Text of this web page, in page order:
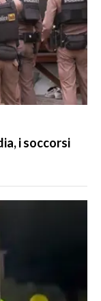
i soccorsi